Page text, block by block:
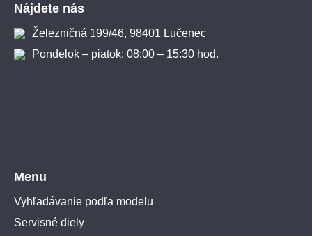
Nájdete nás
Železničná 199/46, 98401 Lučenec
Pondelok – piatok: 08:00 – 15:30 hod.
Menu
Vyhľadávanie podľa modelu
Servisné diely